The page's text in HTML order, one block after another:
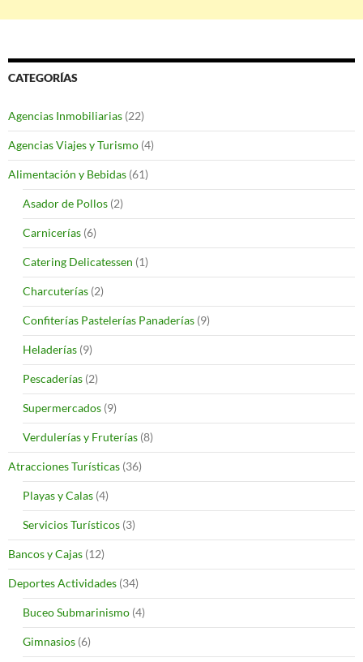
CATEGORÍAS
Agencias Inmobiliarias (22)
Agencias Viajes y Turismo (4)
Alimentación y Bebidas (61)
Asador de Pollos (2)
Carnicerías (6)
Catering Delicatessen (1)
Charcuterías (2)
Confiterías Pastelerías Panaderías (9)
Heladerías (9)
Pescaderías (2)
Supermercados (9)
Verdulerías y Fruterías (8)
Atracciones Turísticas (36)
Playas y Calas (4)
Servicios Turísticos (3)
Bancos y Cajas (12)
Deportes Actividades (34)
Buceo Submarinismo (4)
Gimnasios (6)